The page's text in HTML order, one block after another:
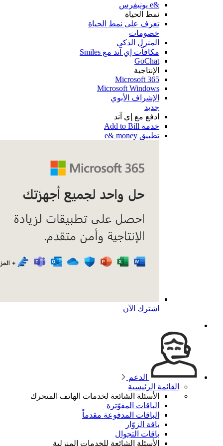
نمط الحياة
تعرف على نمط الحياة
خصومات
المنزل الذكي
مكافآت إي آند مع Smiles
GoChat
الإنتاجية
Microsoft 365
Microsoft Windows
الإشراف الأبوي
ادفع مع إي آند
تطبيق e& money
اشترك الآن
الدعم
القائمة الرئيسية
الأسئلة الشائعة لخدمات الهاتف المتحرك
الباقات المفوّترة
الباقات المدفوعة مقدماً
باقة الزوّار
باقات التجوال
الأسئلة الشائعة للخدمات المنزلية